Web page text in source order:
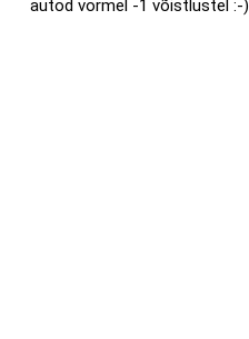
autod vormel -1 võistlustel :-)